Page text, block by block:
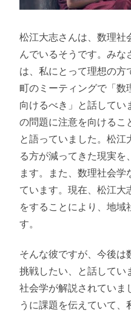
松江大志さんは、数理社
んでいるそうです。みな
は、私にとって理想の方
町のミーティングで「数
向けるべき」と話してい
の問題に注意を向けるこ
と語っていました。松江
る方が減ってきた現実を
ます。また、数理社会
ています。現在、松江大
をすることにより、地域
す。
そんな彼ですが、今後は
挑戦したい、と話してい
社会学が解説されていま
うに課題を伝えていて